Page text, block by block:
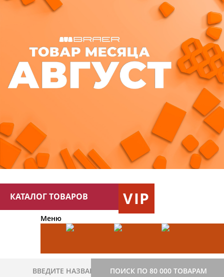
КАТАЛОГ ТОВАРОВ VIP
Меню
ПОИСК ПО 80 000 ТОВАРАМ